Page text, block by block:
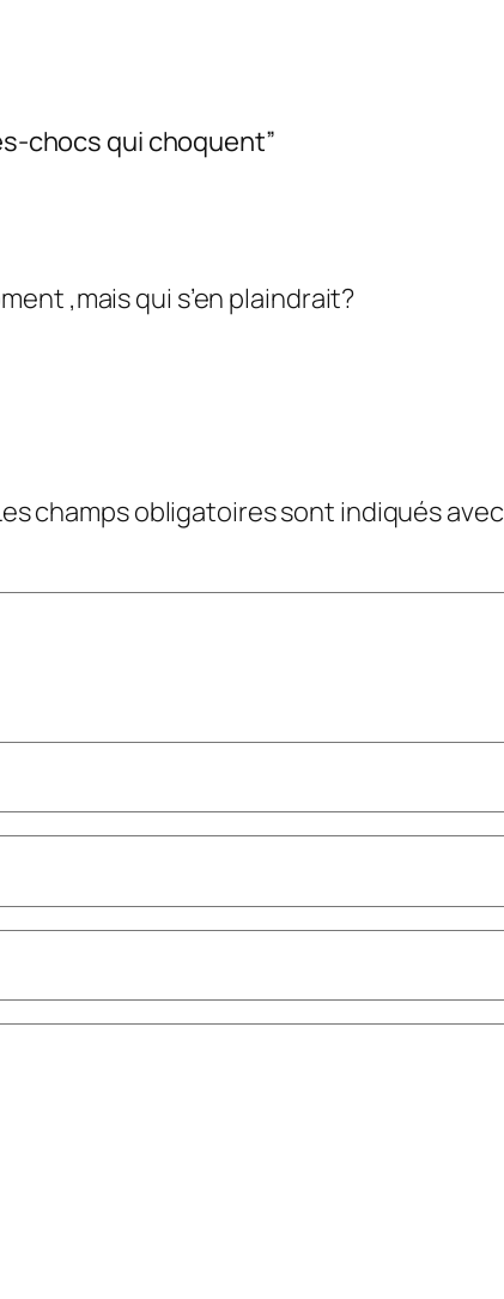
chocs qui choquent”
,mais qui s’en plaindrait?
champs obligatoires sont indiqués